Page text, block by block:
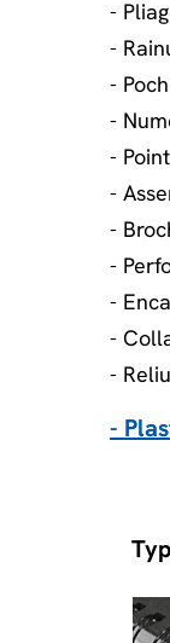
-
-
-
-
-
-
-
-
-
-
-
-